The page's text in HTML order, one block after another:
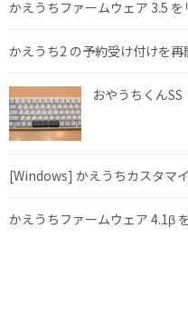
かえうちファームウェア 3.5
かえうち2 の予約受け付けを再
おやうちくん
[Windows] かえうちカスタマ
かえうちファームウェア 4.1β